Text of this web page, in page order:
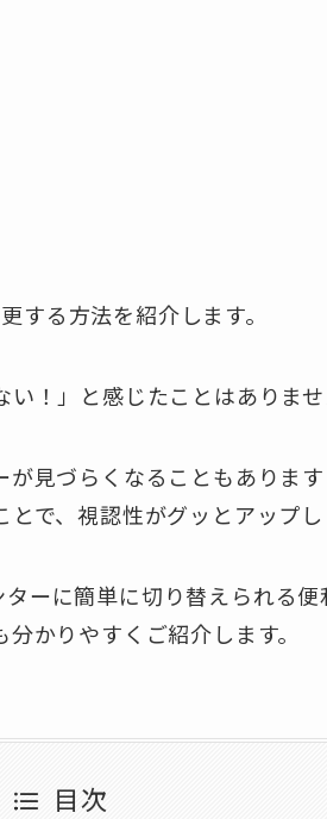
る方法を紹介します。
い！」と感じたことはありま
見づらくなることもありま
で、視認性がグッとアップ
ーに簡単に切り替えられる
かりやすくご紹介します。
目次